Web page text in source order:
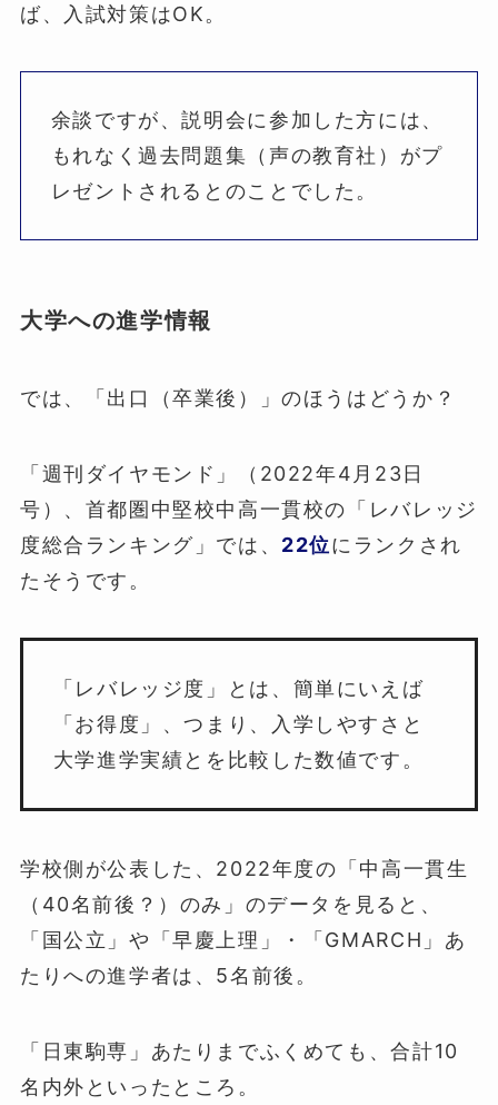
ば、入試対策はOK。
余談ですが、説明会に参加した方には、
もれなく過去問題集（声の教育社）がプ
レゼントされるとのことでした。
大学への進学情報
では、「出口（卒業後）」のほうはどうか？
「週刊ダイヤモンド」（2022年4月23日
号）、首都圏中堅校中高一貫校の「レバレッジ
度総合ランキング」では、 22位にランクされ
たそうです。
「レバレッジ度」とは、簡単にいえば
「お得度」、つまり、入学しやすさと
大学進学実績とを比較した数値です。
学校側が公表した、2022年度の「中高一貫生
（40名前後？）のみ」のデータを見ると、
「国公立」や「早慶上理」・「GMARCH」あ
たりへの進学者は、5名前後。
「日東駒専」あたりまでふくめても、合計10
名内外といったところ。